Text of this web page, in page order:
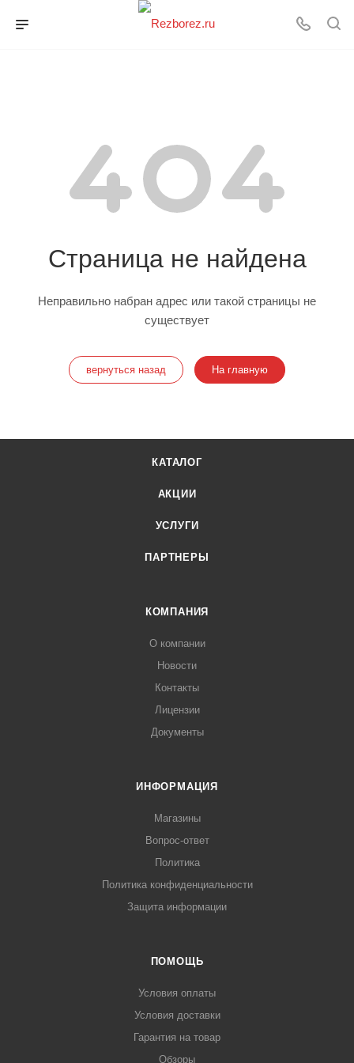
Страница не найдена
Неправильно набран адрес или такой страницы не
существует
вернуться назад На главную
КАТАЛОГ
АКЦИИ
УСЛУГИ
ПАРТНЕРЫ
КОМПАНИЯ
О компании
Новости
Контакты
Лицензии
Документы
ИНФОРМАЦИЯ
Магазины
Вопрос-ответ
Политика
Политика конфиденциальности
Защита информации
ПОМОЩЬ
Условия оплаты
Условия доставки
Гарантия на товар
Обзоры